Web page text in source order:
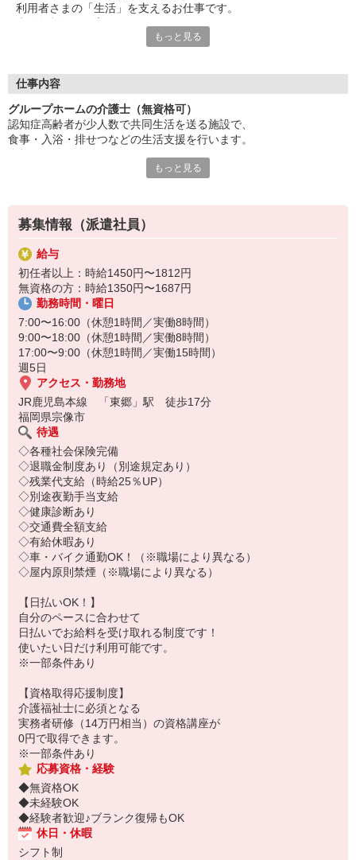
利用者さまの「生活」を支えるお仕事です。
利用者さまの生活全般のサポート。
資格取得も積極的に支援いたします。
働く意欲があれば資格は不問！
温かいチームの一員になりませんか？
人柄重視の採用を行っています。
もっと見る
仕事内容
グループホームの介護士（無資格可）
認知症高齢者が少人数で共同生活を送る施設で、
食事・入浴・排せつなどの生活支援を行います。
認知症ケアの理解やコミュニケーション力が重要です◎
人柄や思いやりが重視されます♪
もっと見る
募集情報（派遣社員）
給与
初任者以上：時給1450円〜1812円
無資格の方：時給1350円〜1687円
勤務時間・曜日
7:00〜16:00（休憩1時間／実働8時間）
9:00〜18:00（休憩1時間／実働8時間）
17:00〜9:00（休憩1時間／実働15時間）
週5日
アクセス・勤務地
JR鹿児島本線 「東郷」駅 徒歩17分
福岡県宗像市
待遇
◇各種社会保険完備
◇退職金制度あり（別途規定あり）
◇残業代支給（時給25％UP）
◇別途夜勤手当支給
◇健康診断あり
◇交通費全額支給
◇有給休暇あり
◇車・バイク通勤OK！（※職場により異なる）
◇屋内原則禁煙（※職場により異なる）
【日払いOK！】
自分のペースに合わせて
日払いでお給料を受け取れる制度です！
使いたい日だけ利用可能です。
※一部条件あり
【資格取得応援制度】
介護福祉士に必須となる
実務者研修（14万円相当）の資格講座が
0円で取得できます。
※一部条件あり
応募資格・経験
◆無資格OK
◆未経験OK
◆経験者歓迎♪ブランク復帰もOK
休日・休暇
シフト制